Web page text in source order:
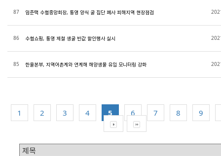
87 임준택 수협중앙회장, 통영 양식 굴 집단 폐사 피해지역 현장점검
86 수협쇼핑, 통영 제철 생굴 반값 할인행사 실시
85 한울본부, 지역어촌계와 연계해 해양생물 유입 모니터링 강화
1 2 3 4 5 6 7 8 9